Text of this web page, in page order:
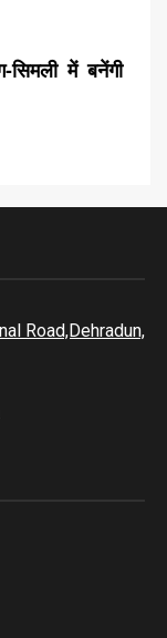
सिमली में बनेंगी
Road,Dehradun,